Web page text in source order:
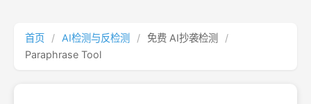
首页 / AI检测与反检测 / 免费 AI抄袭检测
/
Paraphrase Tool